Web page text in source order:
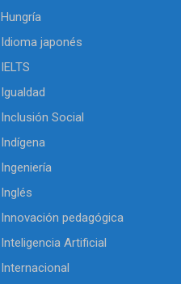
Hungría
Idioma japonés
IELTS
Igualdad
Inclusión Social
Indígena
Ingeniería
Inglés
Innovación pedagógica
Inteligencia Artificial
Internacional